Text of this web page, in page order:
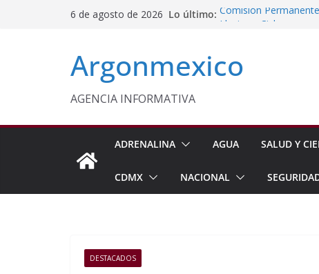
6 de agosto de 2026 Lo último: Comisión
Javier Saldaña
Reconoce ANTAD
Siembra de 6.6
Argonmexico
AGENCIA INFORMATIVA
ADRENALINA AGUA SALUD Y
CDMX NACIONAL
DESTACADOS